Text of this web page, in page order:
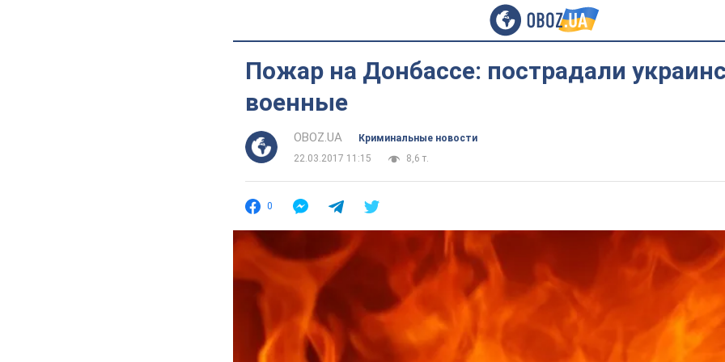
Пожар на Донбассе: пострадали
военные
OBOZ.UA
Криминальные новости
22.03.2017 11:15
8,6 т.
0